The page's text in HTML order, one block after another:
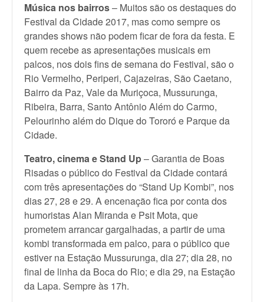
Música nos bairros– Muitos são os destaques do
Festival da Cidade 2017, mas como sempre os
grandes shows não podem ficar de fora da festa. E
quem recebe as apresentações musicais em
palcos, nos dois fins de semana do Festival, são o
Rio Vermelho, Periperi, Cajazeiras, São Caetano,
Bairro da Paz, Vale da Muriçoca, Mussurunga,
Ribeira, Barra, Santo Antônio Além do Carmo,
Pelourinho além do Dique do Tororó e Parque da
Cidade.
Teatro, cinema e Stand Up– Garantia de Boas
Risadas o público do Festival da Cidade contará
com três apresentações do “Stand Up Kombi”, nos
dias 27, 28 e 29. A encenação fica por conta dos
humoristas Alan Miranda e Psit Mota, que
prometem arrancar gargalhadas, a partir de uma
kombi transformada em palco, para o público que
estiver na Estação Mussurunga, dia 27; dia 28, no
final de linha da Boca do Rio; e dia 29, na Estação
da Lapa. Sempre às 17h.